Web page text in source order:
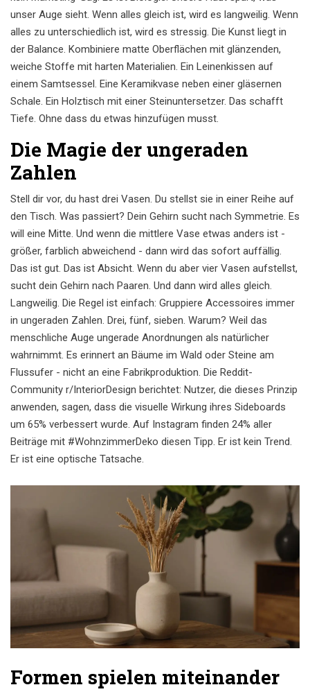
unser Auge sieht. Wenn alles gleich ist, wird es langweilig. Wenn
alles zu unterschiedlich ist, wird es stressig. Die Kunst liegt in
der Balance. Kombiniere matte Oberflächen mit glänzenden,
weiche Stoffe mit harten Materialien. Ein Leinenkissen auf
einem Samtsessel. Eine Keramikvase neben einer gläsernen
Schale. Ein Holztisch mit einer Steinuntersetzer. Das schafft
Tiefe. Ohne dass du etwas hinzufügen musst.
Die Magie der ungeraden
Zahlen
Stell dir vor, du hast drei Vasen. Du stellst sie in einer Reihe auf
den Tisch. Was passiert? Dein Gehirn sucht nach Symmetrie. Es
will eine Mitte. Und wenn die mittlere Vase etwas anders ist -
größer, farblich abweichend - dann wird das sofort auffällig.
Das ist gut. Das ist Absicht. Wenn du aber vier Vasen aufstellst,
sucht dein Gehirn nach Paaren. Und dann wird alles gleich.
Langweilig. Die Regel ist einfach: Gruppiere Accessoires immer
in ungeraden Zahlen. Drei, fünf, sieben. Warum? Weil das
menschliche Auge ungerade Anordnungen als natürlicher
wahrnimmt. Es erinnert an Bäume im Wald oder Steine am
Flussufer - nicht an eine Fabrikproduktion. Die Reddit-
Community r/InteriorDesign berichtet: Nutzer, die dieses Prinzip
anwenden, sagen, dass die visuelle Wirkung ihres Sideboards
um 65% verbessert wurde. Auf Instagram finden 24% aller
Beiträge mit #WohnzimmerDeko diesen Tipp. Er ist kein Trend.
Er ist eine optische Tatsache.
Formen spielen miteinander